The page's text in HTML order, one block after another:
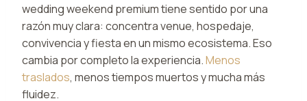
wedding weekend premium tiene sentido por una
razón muy clara: concentra venue, hospedaje,
convivencia y fiesta en un mismo ecosistema. Eso
cambia por completo la experiencia.Menos
traslados, menos tiempos muertos y mucha más
fluidez.